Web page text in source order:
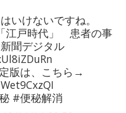
いけないですね。
江戸時代」 患者の事
聞デジタル
版は、こちら→
#便秘解消